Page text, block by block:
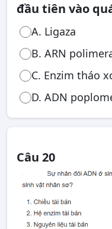
đầu tiên vào
A. Ligaza
B. ARN
C. Enzim tháo
D. ADN
Câu 20